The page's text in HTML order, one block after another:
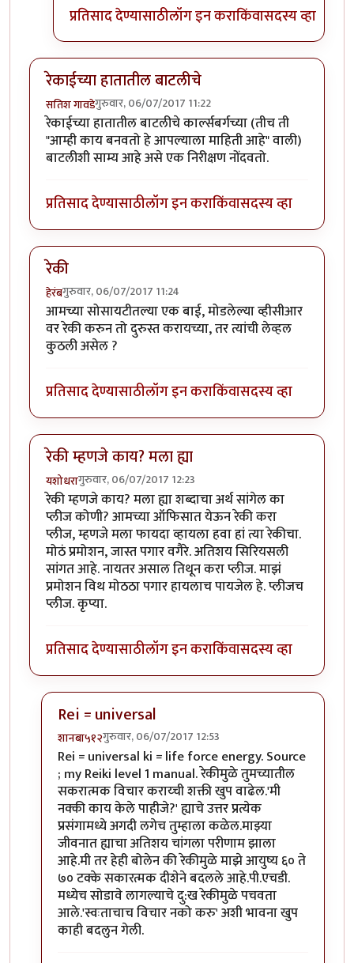
प्रतिसाद देण्यासाठीलॉग इन कराकिंवासदस्य व्हा
रेकाईच्या हातातील बाटलीचे
सतिश गावडेगुरुवार, 06/07/2017 11:22
रेकाईच्या हातातील बाटलीचे कार्ल्सबर्गच्या (तीच ती
"आम्ही काय बनवतो हे आपल्याला माहिती आहे" वाली)
बाटलीशी साम्य आहे असे एक निरीक्षण नोंदवतो.
प्रतिसाद देण्यासाठीलॉग इन कराकिंवासदस्य व्हा
रेकी
हेरंबगुरुवार, 06/07/2017 11:24
आमच्या सोसायटीतल्या एक बाई, मोडलेल्या व्हीसीआर
वर रेकी करुन तो दुरुस्त करायच्या, तर त्यांची लेव्हल
कुठली असेल ?
प्रतिसाद देण्यासाठीलॉग इन कराकिंवासदस्य व्हा
रेकी म्हणजे काय? मला ह्या
यशोधरागुरुवार, 06/07/2017 12:23
रेकी म्हणजे काय? मला ह्या शब्दाचा अर्थ सांगेल का
प्लीज कोणी? आमच्या ऑफिसात येऊन रेकी करा
प्लीज, म्हणजे मला फायदा व्हायला हवा हां त्या रेकीचा.
मोठं प्रमोशन, जास्त पगार वगैरे. अतिशय सिरियसली
सांगत आहे. नायतर असाल तिथून करा प्लीज. माझं
प्रमोशन विथ मोठठा पगार हायलाच पायजेल हे. प्लीजच
प्लीज. कृप्या.
प्रतिसाद देण्यासाठीलॉग इन कराकिंवासदस्य व्हा
Rei = universal
शानबा५१२गुरुवार, 06/07/2017 12:53
In reply toरेकी म्हणजे काय? मला ह्याbyयशोधरा
Rei = universal ki = life force energy. Source
; my Reiki level 1 manual. रेकीमुळे तुमच्यातील
सकरात्मक विचार कराय्ची शक्ती खुप वाढेल.'मी
नक्की काय केले पाहीजे?' ह्याचे उत्तर प्रत्येक
प्रसंगामध्ये अगदी लगेच तुम्हाला कळेल.माझ्या
जीवनात ह्याचा अतिशय चांगला परीणाम झाला
आहे.मी तर हेही बोलेन की रेकीमुळे माझे आयुष्य ६० ते
७० टक्के सकारत्मक दीशेने बदलले आहे.पी.एचडी.
मध्येच सोडावे लागल्याचे दु:ख रेकीमुळे पचवता
आले.'स्वःताचाच विचार नको करु' अशी भावना खुप
काही बदलुन गेली.